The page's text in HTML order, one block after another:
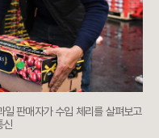
판매자가 수입 체리를 살펴보고
신